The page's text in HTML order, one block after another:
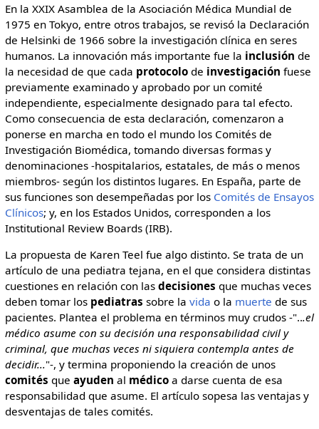
En la XXIX Asamblea de la Asociación Médica Mundial de
1975 en Tokyo, entre otros trabajos, se revisó la Declaración
de Helsinki de 1966 sobre la investigación clínica en seres
humanos. La innovación más importante fue la inclusión de
la necesidad de que cada protocolode investigación fuese
previamente examinado y aprobado por un comité
independiente, especialmente designado para tal efecto.
Como consecuencia de esta declaración, comenzaron a
ponerse en marcha en todo el mundo los Comités de
Investigación Biomédica, tomando diversas formas y
denominaciones -hospitalarios, estatales, de más o menos
miembros- según los distintos lugares. En España, parte de
sus funciones son desempeñadas por los Comités de Ensayos
Clínicos; y, en los Estados Unidos, corresponden a los
Institutional Review Boards (IRB).
La propuesta de Karen Teel fue algo distinto. Se trata de un
artículo de una pediatra tejana, en el que considera distintas
cuestiones en relación con las decisiones que muchas veces
deben tomar los pediatras sobre la vida o la muerte de sus
pacientes. Plantea el problema en términos muy crudos -"...el
médico asume con su decisión una responsabilidad civil y
criminal, que muchas veces ni siquiera contempla antes de
decidir..."-, y termina proponiendo la creación de unos
comités que ayuden al médicoa darse cuenta de esa
responsabilidad que asume. El artículo sopesa las ventajas y
desventajas de tales comités.